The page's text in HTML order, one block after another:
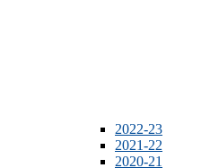
2022-23
2021-22
2020-21